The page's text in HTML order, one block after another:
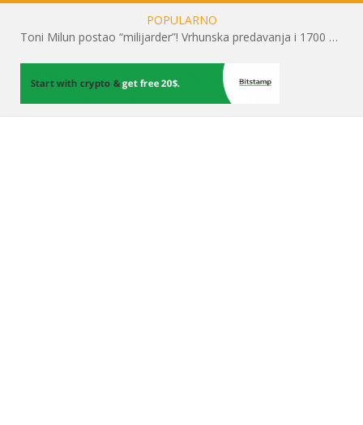
POPULARNO
Toni Milun postao “milijarder”! Vrhunska predavanja i 1700 posjetitelja obilježili su mjesec financijske pismenosti